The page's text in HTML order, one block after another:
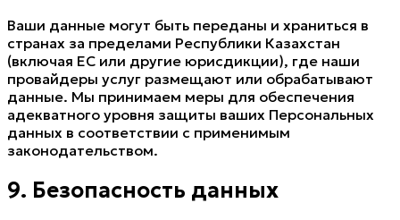
Ваши данные могут быть переданы и храниться в
странах за пределами Республики Казахстан
(включая ЕС или другие юрисдикции), где наши
провайдеры услуг размещают или обрабатывают
данные. Мы принимаем меры для обеспечения
адекватного уровня защиты ваших Персональных
данных в соответствии с применимым
законодательством.
9. Безопасность данных